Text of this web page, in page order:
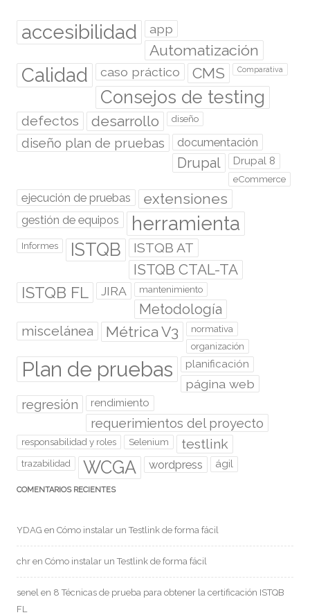
accesibilidad app
Automatización
Calidad caso práctico CMS Comparativa
Consejos de testing
defectos desarrollo diseño
diseño plan de pruebas documentación
Drupal Drupal 8
eCommerce
ejecución de pruebas extensiones
gestión de equipos herramienta
Informes ISTQB ISTQB AT
ISTQB CTAL-TA
ISTQB FL JIRA mantenimiento
Metodología
miscelánea Métrica V3
normativa
organización
Plan de pruebas planificación
página web
regresión rendimiento
requerimientos del proyecto
responsabilidad y roles Selenium testlink
trazabilidad WCGA wordpress ágil
COMENTARIOS RECIENTES
YDAG en Cómo instalar un Testlink de forma fácil
chr en Cómo instalar un Testlink de forma fácil
senel en 8 Técnicas de prueba para obtener la certificación ISTQB
FL